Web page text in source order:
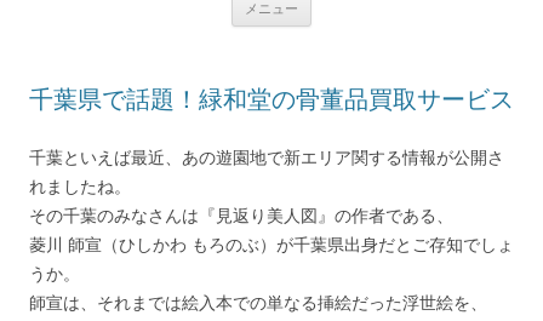
メニュー
千葉県で話題！緑和堂の骨董品買取サービス
千葉といえば最近、あの遊園地で新エリア関する情報が公開さ
れましたね。
その千葉のみなさんは『見返り美人図』の作者である、
菱川 師宣（ひしかわ もろのぶ）が千葉県出身だとご存知でしょ
うか。
師宣は、それまでは絵入本での単なる挿絵だった浮世絵を、